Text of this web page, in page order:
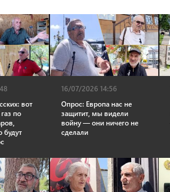
вот
по
будут
16/07/2026 14:56
Опрос: Европа нас не
защитит, мы видели
войну — они ничего не
сделали